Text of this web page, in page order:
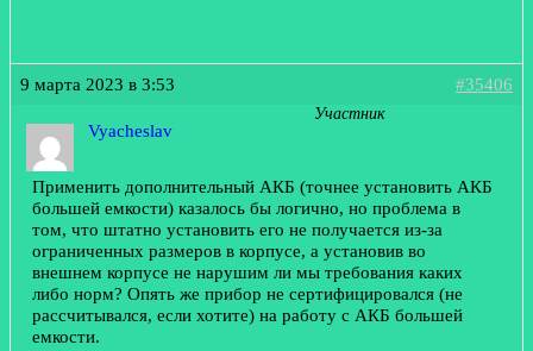
9 марта 2023 в 3:53 #35406
Vyacheslav
Участник
Применить дополнительный АКБ (точнее установить АКБ
большей емкости) казалось бы логично, но проблема в
том, что штатно установить его не получается из-за
ограниченных размеров в корпусе, а установив во
внешнем корпусе не нарушим ли мы требования каких
либо норм? Опять же прибор не сертифицировался (не
рассчитывался, если хотите) на работу с АКБ большей
емкости.